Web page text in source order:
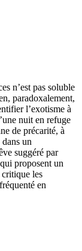
n’est pas soluble
paradoxalement,
l’exotisme à
nuit en refuge
de précarité, à
un
suggéré par
proposent un
critique les
en